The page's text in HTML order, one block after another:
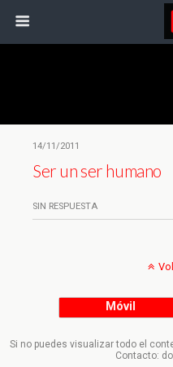
14/11/2011
Ser un ser humano
SIN RESPUESTA
Móvil
Si no puedes visualizar todo el
Contacto: